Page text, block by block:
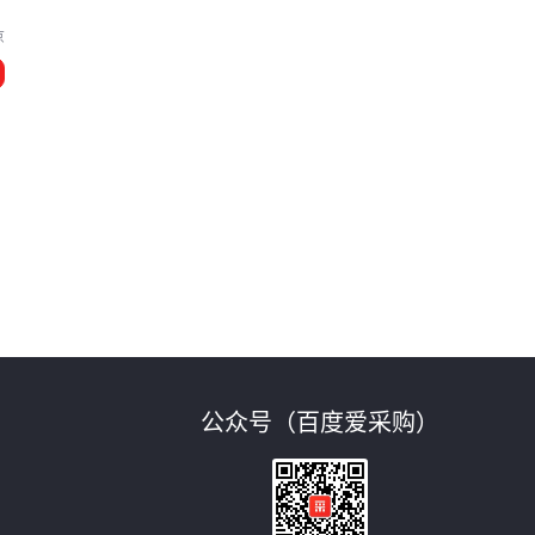
公众号（百度爱采购）